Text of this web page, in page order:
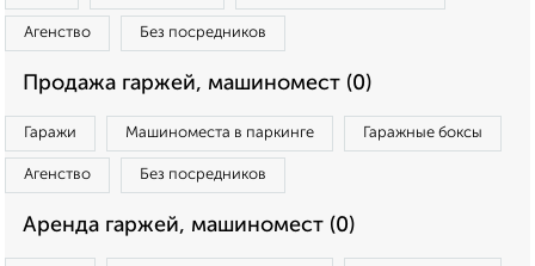
Агенство Без посредников
Продажа гаржей, машиномест (0)
Гаражи Машиноместа в паркинге Гаражные боксы
Агенство Без посредников
Аренда гаржей, машиномест (0)